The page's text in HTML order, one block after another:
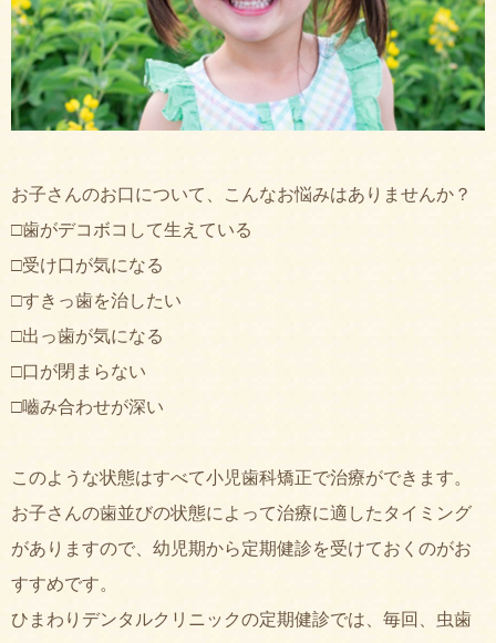
お子さんのお口について、こんなお悩みはありませんか？
□歯がデコボコして生えている
□受け口が気になる
□すきっ歯を治したい
□出っ歯が気になる
□口が閉まらない
□嚙み合わせが深い
このような状態はすべて小児歯科矯正で治療ができます。
お子さんの歯並びの状態によって治療に適したタイミング
がありますので、幼児期から定期健診を受けておくのがお
すすめです。
ひまわりデンタルクリニックの定期健診では、毎回、虫歯